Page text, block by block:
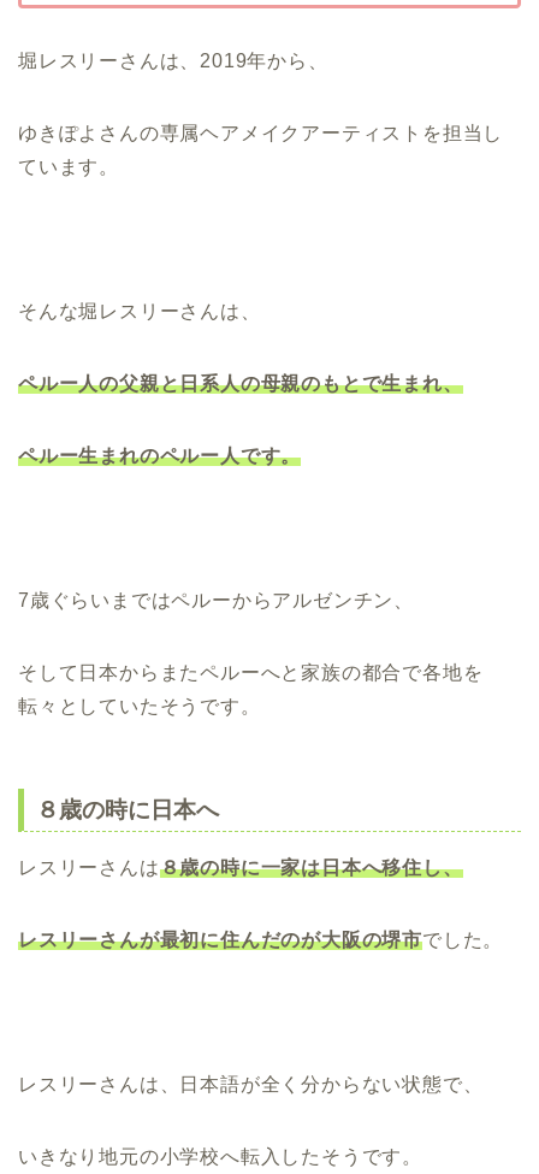
堀レスリーさんは、2019年から、
ゆきぽよさんの専属ヘアメイクアーティストを担当し
ています。
そんな堀レスリーさんは、
ペルー人の父親と日系人の母親のもとで生まれ、
ペルー生まれのペルー人です。
7歳ぐらいまではペルーからアルゼンチン、
そして日本からまたペルーへと家族の都合で各地を
転々としていたそうです。
８歳の時に日本へ
レスリーさんは８歳の時に一家は日本へ移住し、
レスリーさんが最初に住んだのが大阪の堺市でした。
レスリーさんは、日本語が全く分からない状態で、
いきなり地元の小学校へ転入したそうです。